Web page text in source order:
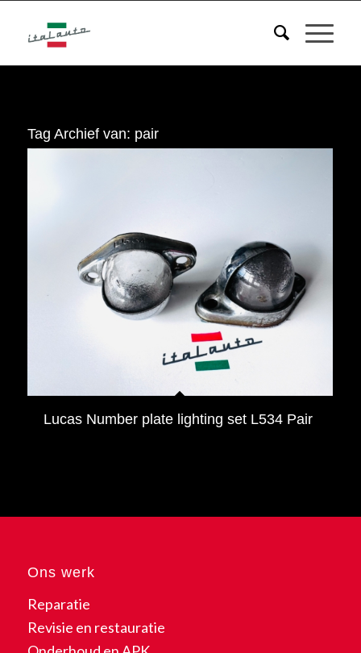
Tag Archief van: pair
Lucas Number plate lighting set L534 Pair
Ons werk
Reparatie
Revisie en restauratie